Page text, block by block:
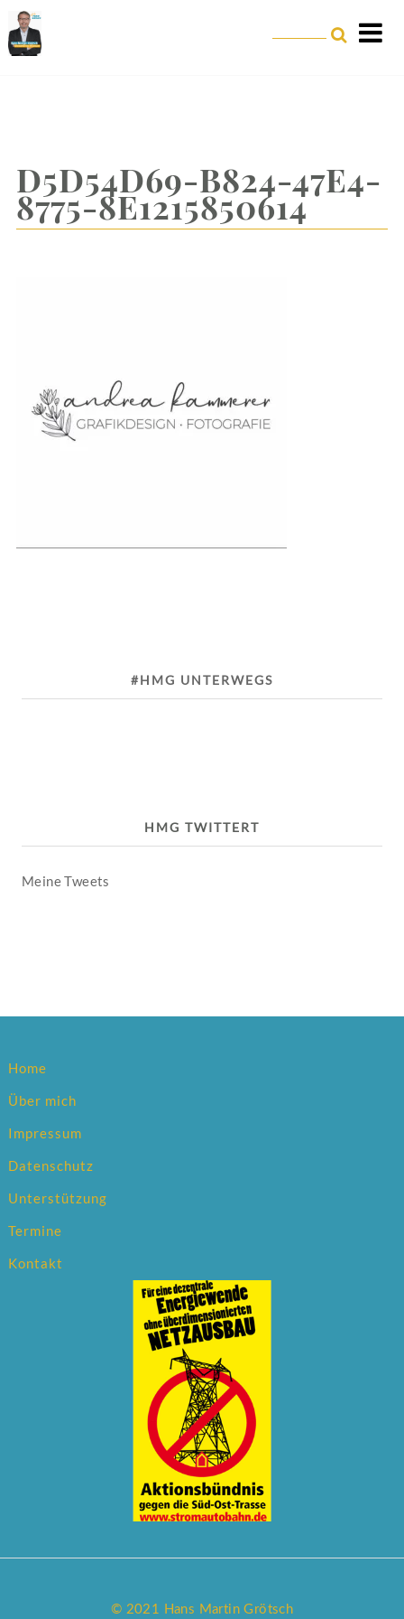
D5D54D69-B824-47E4-
8775-8E1215850614
#HMG UNTERWEGS
HMG TWITTERT
Meine Tweets
Home
Über mich
Impressum
Datenschutz
Unterstützung
Termine
Kontakt
© 2021 Hans Martin Grötsch